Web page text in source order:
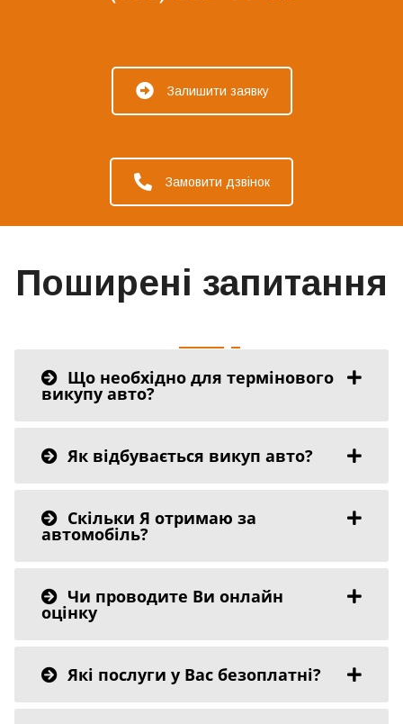
Залишити заявку
Замовити дзвінок
Поширені запитання
Що необхідно для термінового
викупу авто?
Як відбувається викуп авто?
Скільки Я отримаю за
автомобіль?
Чи проводите Ви онлайн
оцінку
Які послуги у Вас безоплатні?